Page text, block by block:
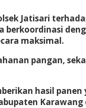
Jatisari
maksimal.
pangan,
hasil panen